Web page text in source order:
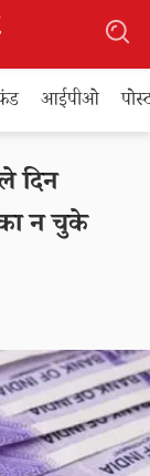
आईपीओ
दिन
न चुके